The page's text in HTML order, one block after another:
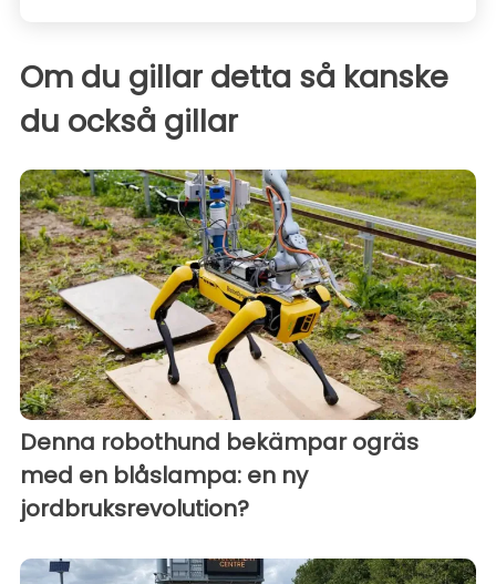
Om du gillar detta så kanske
du också gillar
Denna robothund bekämpar ogräs
med en blåslampa: en ny
jordbruksrevolution?